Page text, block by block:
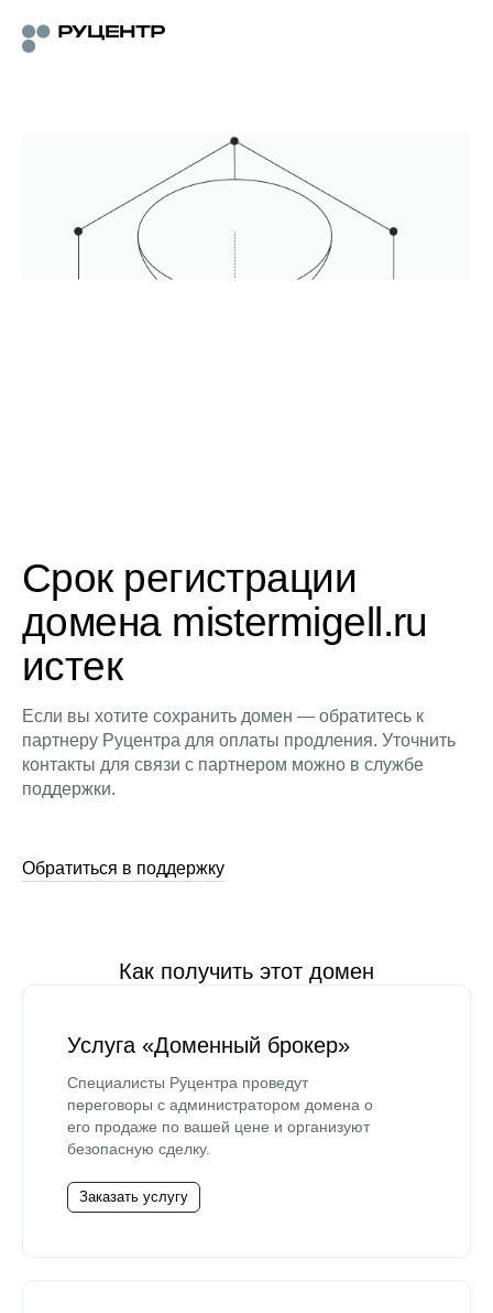
Срок регистрации
домена mistermigell.ru
истек
Если вы хотите сохранить домен — обратитесь к
партнеру Руцентра для оплаты продления. Уточнить
контакты для связи с партнером можно в службе
поддержки.
Обратиться в поддержку
Как получить этот домен
Услуга «Доменный брокер»
Специалисты Руцентра проведут
переговоры с администратором домена о
его продаже по вашей цене и организуют
безопасную сделку.
Заказать услугу